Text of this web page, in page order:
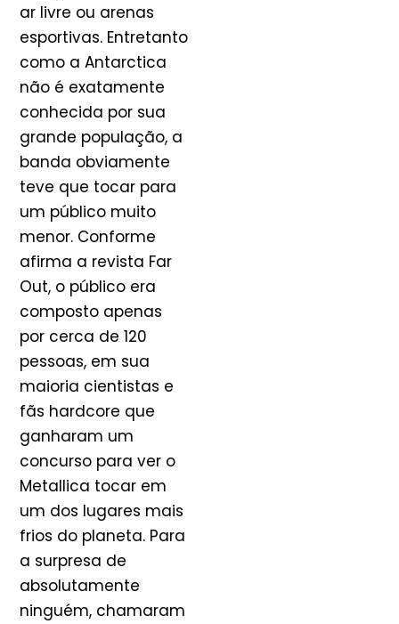
ar livre ou arenas
esportivas. Entretanto
como a Antarctica
não é exatamente
conhecida por sua
grande população, a
banda obviamente
teve que tocar para
um público muito
menor. Conforme
afirma a revista Far
Out, o público era
composto apenas
por cerca de 120
pessoas, em sua
maioria cientistas e
fãs hardcore que
ganharam um
concurso para ver o
Metallica tocar em
um dos lugares mais
frios do planeta. Para
a surpresa de
absolutamente
ninguém, chamaram